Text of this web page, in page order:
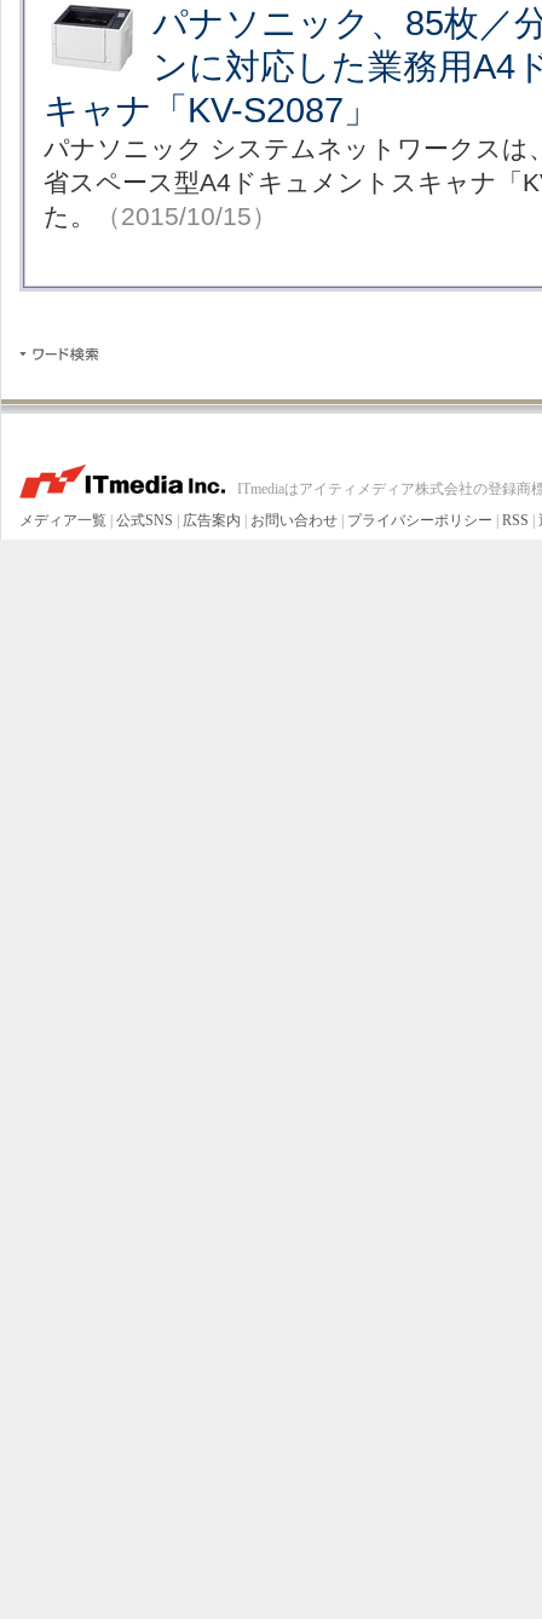
パナソニック、85枚／
ンに対応した業務用A4
キャナ「KV-S2087」
パナソニック システムネットワークスは
省スペース型A4ドキュメントスキャナ「
た。
（2015/10/15）
ITmediaはアイティメディア株式会社の登録商
メディア一覧 | 公式SNS | 広告案内 | お問い合わせ | プライバシーポリシー | RSS |